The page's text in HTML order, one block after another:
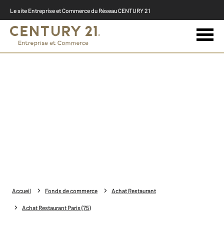
Le site Entreprise et Commerce du Réseau CENTURY 21
Accueil Fonds de commerce Achat Restaurant
Achat Restaurant Paris (75)